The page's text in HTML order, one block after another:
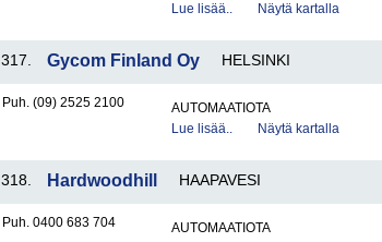
Lue lisää..
Näytä kartalla
317. Gycom Finland Oy HELSINKI
Puh. (09) 2525 2100
AUTOMAATIOTA
Lue lisää..
Näytä kartalla
318. Hardwoodhill HAAPAVESI
Puh. 0400 683 704
AUTOMAATIOTA